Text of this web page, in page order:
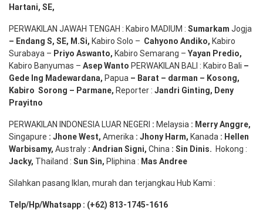
Hartani, SE,
PERWAKILAN JAWAH TENGAH : Kabiro MADIUM : Sumarkam Jogja
– Endang S, SE, M.Si, Kabiro Solo – Cahyono Andiko, Kabiro
Surabaya – Priyo Aswanto, Kabiro Semarang – Yayan Predio,
Kabiro Banyumas – AsepWanto PERWAKILAN BALI : Kabiro Bali –
Gede Ing Madewardana, Papua – Barat – darman – Kosong,
Kabiro Sorong – Parmane, Reporter : Jandri Ginting, Deny
Prayitno
PERWAKILAN INDONESIA LUAR NEGERI : Melaysia : MerryAnggre,
Singapure : JhoneWest, Amerika : Jhony Harm, Kanada : Hellen
Warbisamy, Australy : Andrian Signi, China : Sin Dinis. Hokong :
Jacky, Thailand : Sun Sin, Pliphina : Mas Andree
Silahkan pasang Iklan, murah dan terjangkau Hub Kami :
Telp/Hp/Whatsapp : (+62) 813-1745-1616